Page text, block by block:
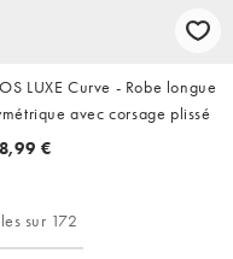
LUXE Curve - Robe longue
avec corsage plissé
€
sur 172